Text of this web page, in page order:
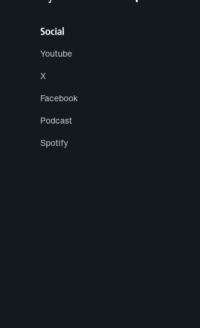
Social
Youtube
X
Facebook
Podcast
Spotify